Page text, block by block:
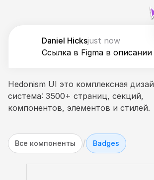
Hedonism UI это комплексная
система: 3500+ страниц, секций,
компонентов, элементов и стилей.
Daniel Hicksjust now
Ссылка в Figma в описании
Все компоненты / Badges